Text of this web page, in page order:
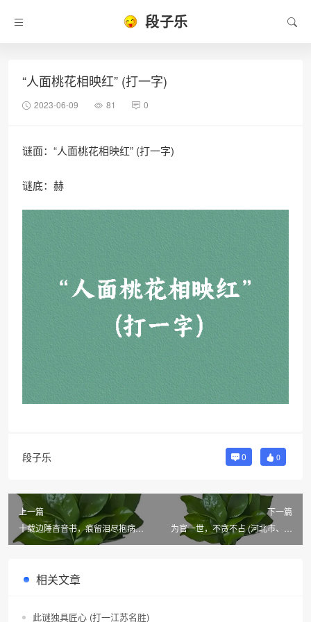
段子乐
“人面桃花相映红” (打一字)
2023-06-09 81 0
谜面：“人面桃花相映红” (打一字)
谜底：赫
段子乐 0 0
上一篇
十载边陲杳音书，痕留泪尽抱病去
(3常)
下一篇
为官一世，不贪不占 (河北市、县
相关文章
此谜独具匠心 (打一江苏名胜)